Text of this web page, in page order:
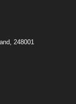
248001